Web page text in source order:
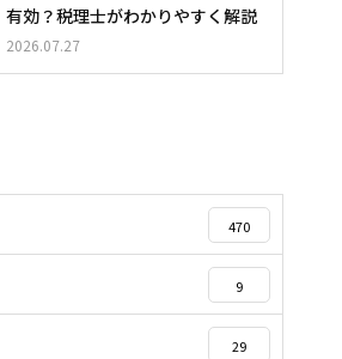
有効？税理士がわかりやすく解説
2026.07.27
470
9
29